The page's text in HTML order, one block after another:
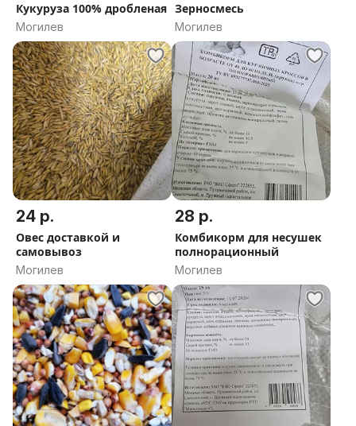
Кукуруза 100% дробленая
Могилев
Зерносмесь
Могилев
24 р.
Овес доставкой и
самовывоз
Могилев
28 р.
Комбикорм для несушек
полнорационный
Могилев